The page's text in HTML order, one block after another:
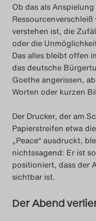
Ob das als
verstehen ist, die
oder die
Das alles bleibt offen
das deutsche
Goethe angerissen,
Worten oder kurzen
Der Drucker, der am
Papierstreifen etwa
„Peace“ ausdruckt,
nichtssagend: Er ist
positioniert, dass der
sichtbar ist.
Der Abend